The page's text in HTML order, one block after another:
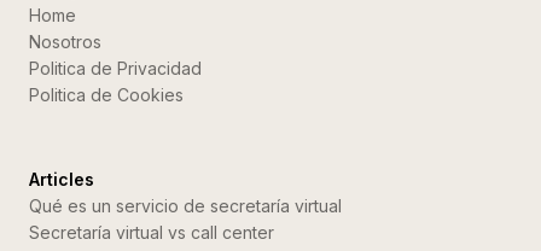
Home
Nosotros
Politica de Privacidad
Politica de Cookies
Articles
Qué es un servicio de secretaría virtual
Secretaría virtual vs call center